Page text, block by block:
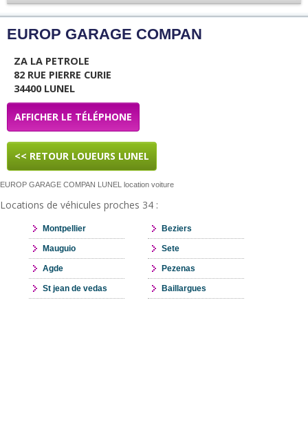
CARTE DE FRANCE
LOUEURS & PROFESSIONNELS
EUROP GARAGE COMPAN
ZA LA PETROLE
82 RUE PIERRE CURIE
34400 LUNEL
AFFICHER LE TÉLÉPHONE
<< RETOUR LOUEURS LUNEL
EUROP GARAGE COMPAN LUNEL location voiture
Locations de véhicules proches 34 :
Montpellier Beziers
Mauguio Sete
Agde Pezenas
St jean de vedas Baillargues